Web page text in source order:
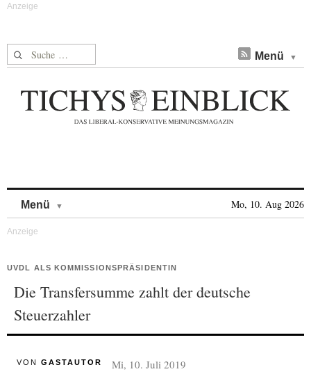
Suche nach: Menü
Menü Mo, 10. Aug 2026
UVDL ALS KOMMISSIONSPRÄSIDENTIN
Die Transfersumme zahlt der deutsche
Steuerzahler
VON GASTAUTOR Mi, 10. Juli 2019